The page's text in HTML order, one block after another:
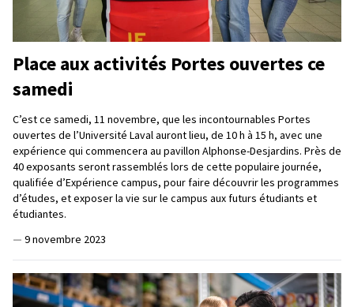
Place aux activités Portes ouvertes ce
samedi
C’est ce samedi, 11 novembre, que les incontournables Portes
ouvertes de l’Université Laval auront lieu, de 10 h à 15 h, avec une
expérience qui commencera au pavillon Alphonse-Desjardins. Près de
40 exposants seront rassemblés lors de cette populaire journée,
qualifiée d’Expérience campus, pour faire découvrir les programmes
d’études, et exposer la vie sur le campus aux futurs étudiants et
étudiantes.
— 9 novembre 2023